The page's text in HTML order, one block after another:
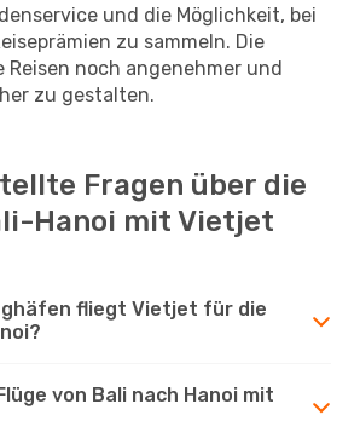
und die Möglichkeit, bei
zu sammeln. Die
noch angenehmer und
zu gestalten.
Fragen über die
Hanoi mit Vietjet
fliegt Vietjet für die
von Bali nach Hanoi mit